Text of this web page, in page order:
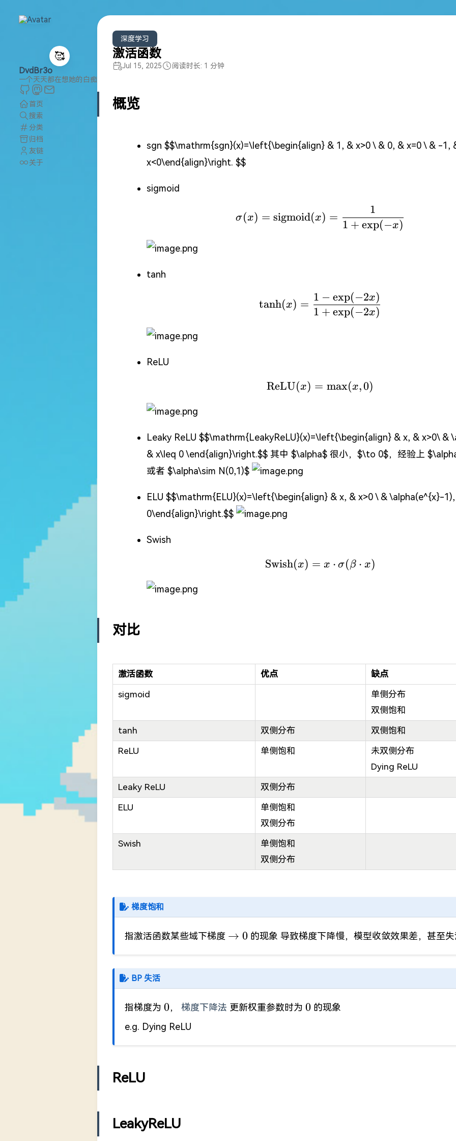
🥰
DvdBr3o
一个天天都在想她的白痴
首页
搜索
分类
归档
友链
关于
深度学习
激活函数
Jul 15, 2025 阅读时长: 1 分钟
概览
sgn $$\mathrm{sgn}(x)=\left{\begin{align} & 1, & x>0 \ & 0, & x=0 \ & -1,
x<0\end{align}\right. $$
sigmoid
σ(x) = sigmoid(x) =
1 + exp(−x)
1
tanh
\tanh (x)=\frac{1-\exp(-
tanh(x) =
1 + exp(−2x)
1 − exp(−2x)
ReLU
ReLU(x) = max(x,0)
Leaky ReLU $$\mathrm{LeakyReLU}(x)=\left{\begin{align} & x, & x>0\ &
& x\leq 0 \end{align}\right.$$ 其中 $\alpha$ 很小，$\to 0$，经验上
或者 $\alpha\sim N(0,1)$
ELU $$\mathrm{ELU}(x)=\left{\begin{align} & x, & x>0 \ & \alpha(e^{x}-
0\end{align}\right.$$
Swish
Swish(x) = x ⋅ σ(β ⋅ x)
对比
激活函数 优点
缺点
sigmoid
单侧分布
双侧饱和
tanh
双侧分布
双侧饱和
ReLU
单侧饱和
未双侧分布
Dying ReLU
Leaky ReLU
双侧分布
ELU
单侧饱和
双侧分布
Swish
单侧饱和
双侧分布
梯度饱和
指激活函数某些域下梯度 \to
→ 0 的现象 导致梯度下降慢，模型收敛效果差，甚至
BP 失活
指梯度为 0
0， 梯度下降法 更新权重参数时为 0
0 的现象
e.g. Dying ReLU
ReLU
LeakyReLU